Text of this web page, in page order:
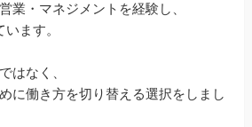
業・マネジメントを経験し、
ます。
はなく、
に働き方を切り替える選択をしまし